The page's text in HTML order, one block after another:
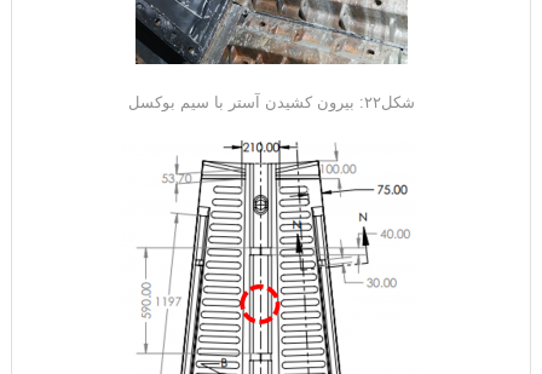
شکل۲۲: بیرون کشیدن آستر با سیم بوکسل